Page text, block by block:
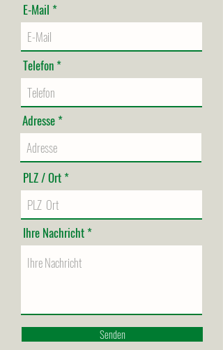
E-Mail
Telefon
Adresse
PLZ / Ort
Ihre Nachricht
Senden